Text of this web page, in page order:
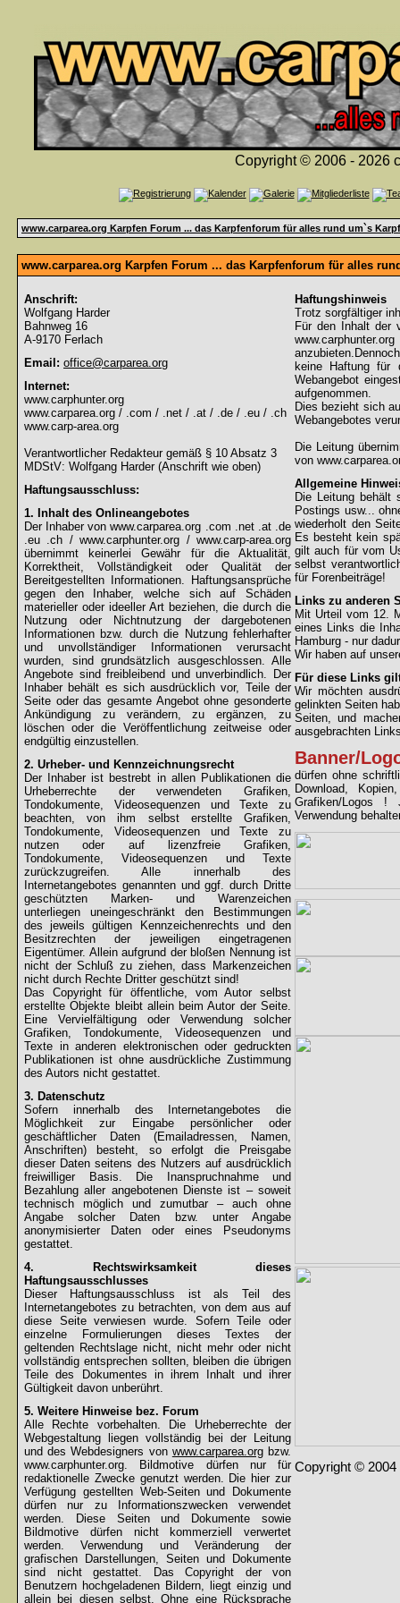
Copyright © 2006 - 2026
www.carparea.org Karpfen Forum ... das Karpfenforum für alles rund um`s
www.carparea.org Karpfen Forum ... das Karpfenforum für alles
Anschrift:
Wolfgang Harder
Bahnweg 16
A-9170 Ferlach
Email: office@carparea.org
Internet:
www.carphunter.org
www.carparea.org / .com / .net / .at / .de / .eu / .ch
www.carp-area.org
Verantwortlicher Redakteur gemäß § 10 Absatz 3
MDStV: Wolfgang Harder (Anschrift wie oben)
Haftungsausschluss:
1. Inhalt des Onlineangebotes
Der Inhaber von www.carparea.org .com .net .at .de
.eu .ch / www.carphunter.org / www.carp-area.org
übernimmt keinerlei Gewähr für die Aktualität,
Korrektheit, Vollständigkeit oder Qualität der
Bereitgestellten Informationen. Haftungsansprüche
gegen den Inhaber, welche sich auf Schäden
materieller oder ideeller Art beziehen, die durch die
Nutzung oder Nichtnutzung der dargebotenen
Informationen bzw. durch die Nutzung fehlerhafter
und unvollständiger Informationen verursacht
wurden, sind grundsätzlich ausgeschlossen. Alle
Angebote sind freibleibend und unverbindlich. Der
Inhaber behält es sich ausdrücklich vor, Teile der
Seite oder das gesamte Angebot ohne gesonderte
Ankündigung zu verändern, zu ergänzen, zu
löschen oder die Veröffentlichung zeitweise oder
endgültig einzustellen.
2. Urheber- und Kennzeichnungsrecht
Der Inhaber ist bestrebt in allen Publikationen die
Urheberrechte der verwendeten Grafiken,
Tondokumente, Videosequenzen und Texte zu
beachten, von ihm selbst erstellte Grafiken,
Tondokumente, Videosequenzen und Texte zu
nutzen oder auf lizenzfreie Grafiken,
Tondokumente, Videosequenzen und Texte
zurückzugreifen. Alle innerhalb des
Internetangebotes genannten und ggf. durch Dritte
geschützten Marken- und Warenzeichen
unterliegen uneingeschränkt den Bestimmungen
des jeweils gültigen Kennzeichenrechts und den
Besitzrechten der jeweiligen eingetragenen
Eigentümer. Allein aufgrund der bloßen Nennung ist
nicht der Schluß zu ziehen, dass Markenzeichen
nicht durch Rechte Dritter geschützt sind!
Das Copyright für öffentliche, vom Autor selbst
erstellte Objekte bleibt allein beim Autor der Seite.
Eine Vervielfältigung oder Verwendung solcher
Grafiken, Tondokumente, Videosequenzen und
Texte in anderen elektronischen oder gedruckten
Publikationen ist ohne ausdrückliche Zustimmung
des Autors nicht gestattet.
3. Datenschutz
Sofern innerhalb des Internetangebotes die
Möglichkeit zur Eingabe persönlicher oder
geschäftlicher Daten (Emailadressen, Namen,
Anschriften) besteht, so erfolgt die Preisgabe
dieser Daten seitens des Nutzers auf ausdrücklich
freiwilliger Basis. Die Inanspruchnahme und
Bezahlung aller angebotenen Dienste ist – soweit
technisch möglich und zumutbar – auch ohne
Angabe solcher Daten bzw. unter Angabe
anonymisierter Daten oder eines Pseudonyms
gestattet.
4. Rechtswirksamkeit dieses
Haftungsausschlusses
Dieser Haftungsausschluss ist als Teil des
Internetangebotes zu betrachten, von dem aus auf
diese Seite verwiesen wurde. Sofern Teile oder
einzelne Formulierungen dieses Textes der
geltenden Rechtslage nicht, nicht mehr oder nicht
vollständig entsprechen sollten, bleiben die übrigen
Teile des Dokumentes in ihrem Inhalt und ihrer
Gültigkeit davon unberührt.
5. Weitere Hinweise bez. Forum
Alle Rechte vorbehalten. Die Urheberrechte der
Webgestaltung liegen vollständig bei der Leitung
und des Webdesigners von www.carparea.orgbzw.
www.carphunter.org. Bildmotive dürfen nur für
redaktionelle Zwecke genutzt werden. Die hier zur
Verfügung gestellten Web-Seiten und Dokumente
dürfen nur zu Informationszwecken verwendet
werden. Diese Seiten und Dokumente sowie
Bildmotive dürfen nicht kommerziell verwertet
werden. Verwendung und Veränderung der
grafischen Darstellungen, Seiten und Dokumente
sind nicht gestattet. Das Copyright der von
Benutzern hochgeladenen Bildern, liegt einzig und
allein bei diesen selbst. Ohne eine Rücksprache
Haftungshinweis
Trotz sorgfältiger
Für den Inhalt der
keine Haftung für
Webangebot
aufgenommen.
Dies bezieht sich
Webangebotes
Die Leitung
von
Allgemeine
Die Leitung behält
Postings usw...
wiederholt den
Es besteht kein
gilt auch für vom
selbst
für Forenbeiträge!
Links zu anderen
Mit Urteil vom 12.
eines Links die
Hamburg - nur
Wir haben auf
Für diese Links
Wir möchten
gelinkten Seiten
Seiten, und
ausgebrachten
Banner/
dürfen ohne
Download,
Grafiken/Logos !
Verwendung
Copyright © 2004